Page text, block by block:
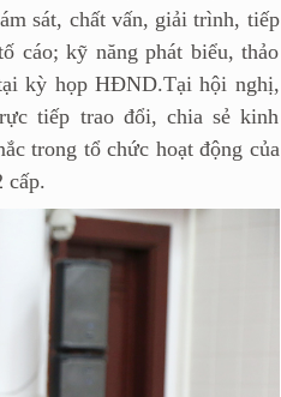
sát, chất vấn, giải trình, tiếp
cáo; kỹ năng phát biểu, thảo
kỳ họp HĐND.Tại hội nghị,
tiếp trao đổi, chia sẻ kinh
trong tổ chức hoạt động của
cấp.